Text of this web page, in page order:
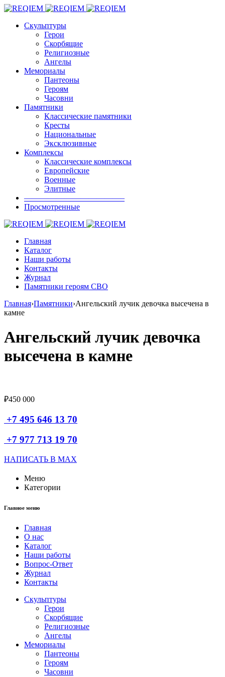
Скульптуры
Герои
Скорбящие
Религиозные
Ангелы
Мемориалы
Пантеоны
Героям
Часовни
Памятники
Классические памятники
Кресты
Национальные
Эксклюзивные
Комплексы
Классические комплексы
Европейские
Военные
Элитные
————————————–
Просмотренные
Главная
Каталог
Наши работы
Контакты
Журнал
Памятники героям СВО
Главная›Памятники›Ангельский лучик девочка высечена в
камне
Ангельский лучик девочка
высечена в камне
₽450 000
+7 495 646 13 70
+7 977 713 19 70
НАПИСАТЬ В MAX
Меню
Категории
Главное меню
Главная
О нас
Каталог
Наши работы
Вопрос-Ответ
Журнал
Контакты
Скульптуры
Герои
Скорбящие
Религиозные
Ангелы
Мемориалы
Пантеоны
Героям
Часовни